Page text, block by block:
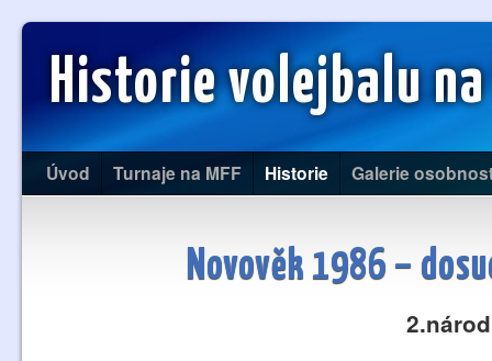
Historie volejbalu na
Úvod Turnaje na MFF Historie Galerie
Novověk 1986 –